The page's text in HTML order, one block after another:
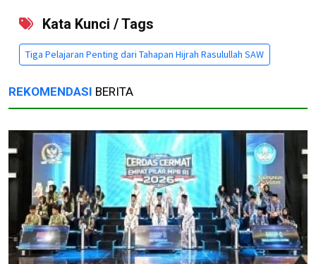
Kata Kunci / Tags
Tiga Pelajaran Penting dari Tahapan Hijrah Rasulullah SAW
REKOMENDASI BERITA